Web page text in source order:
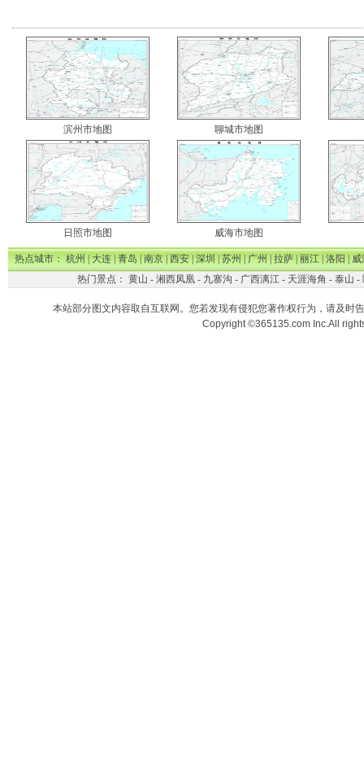
滨州市地图 聊城市地图
日照市地图 威海市地图
热点城市：杭州|大连|青岛|南京|西安|深圳|苏州|广州|拉萨|丽江|洛阳|威
热门景点： 黄山 - 湘西凤凰- 九寨沟 - 广西漓江- 天涯海角 - 泰山 -
本站部分图文内容取自互联网。您若发现有侵犯您著作权行为，请及时
Copyright ©365135.com Inc.All